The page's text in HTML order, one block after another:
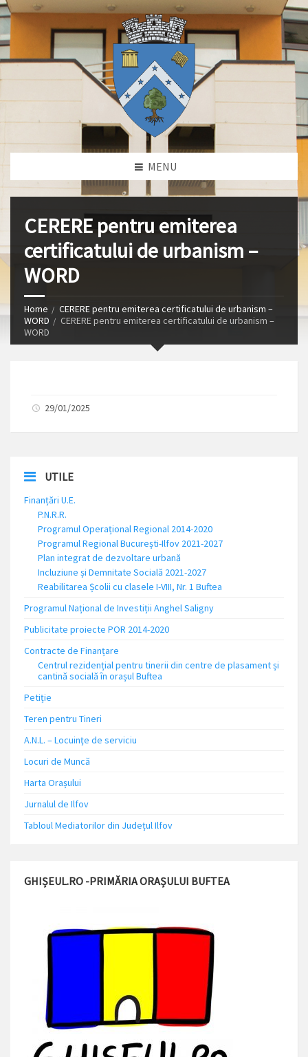
MENU
CERERE pentru emiterea
certificatului de urbanism –
WORD
Home
CERERE pentru emiterea certificatului de urbanism –
WORD
CERERE pentru emiterea certificatului de urbanism –
WORD
29/01/2025
UTILE
Finanțări U.E.
P.N.R.R.
Programul Operațional Regional 2014-2020
Programul Regional București-Ilfov 2021-2027
Plan integrat de dezvoltare urbană
Incluziune și Demnitate Socială 2021-2027
Reabilitarea Școlii cu clasele I-VIII, Nr. 1 Buftea
Programul Național de Investiții Anghel Saligny
Publicitate proiecte POR 2014-2020
Contracte de Finanțare
Centrul rezidențial pentru tinerii din centre de plasament și
cantină socială în orașul Buftea
Petiție
Teren pentru Tineri
A.N.L. – Locuinţe de serviciu
Locuri de Muncă
Harta Orașului
Jurnalul de Ilfov
Tabloul Mediatorilor din Județul Ilfov
GHIȘEUL.RO -PRIMĂRIA ORAȘULUI BUFTEA